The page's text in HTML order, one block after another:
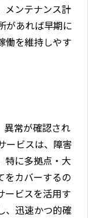
メンテナンス計
があれば早期に
働を維持しやす
異常が確認され
ービスは、障害
特に多拠点・大
をカバーするの
ービスを活用す
、迅速かつ的確